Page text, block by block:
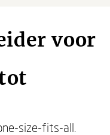
voor
size-fits-all.